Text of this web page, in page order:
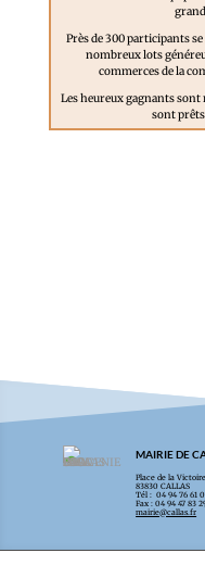
Près de 300 participants
nombreux lots
commerces de la
Les heureux gagnants sont
sont
MAIRIE DE
Place de la Victoire
83830 CALLAS
Tél : 04 94 76 61
Fax : 04 94 47 83
mairie@callas.fr